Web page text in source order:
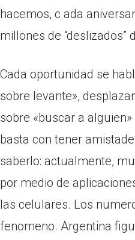
hacemos, c ada
millones de “deslizados”
Cada oportunidad se
sobre levante»,
sobre «buscar a
basta con tener
saberlo: actualmente,
por medio de
las celulares. Los
fenomeno. Argentina